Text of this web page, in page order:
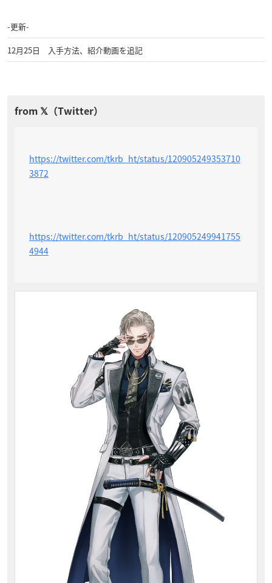
-更新-
12月25日 入手方法、紹介動画を追記
https://twitter.com/tkrb_ht/status/120905249353710
3872
https://twitter.com/tkrb_ht/status/120905249941755
4944